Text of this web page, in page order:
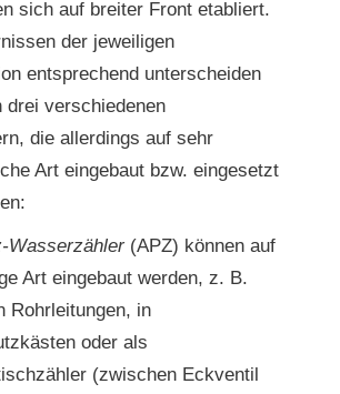
sich auf breiter Front etabliert.
der jeweiligen
entsprechend unterscheiden
drei verschiedenen
die allerdings auf sehr
Art eingebaut bzw. eingesetzt
Wasserzähler(APZ) können auf
Art eingebaut werden, z. B.
Rohrleitungen, in
oder als
(zwischen Eckventil